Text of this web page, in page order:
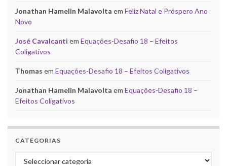
Jonathan Hamelin Malavolta em Feliz Natal e Próspero Ano
Novo
José Cavalcanti em Equações-Desafio 18 – Efeitos
Coligativos
Thomas em Equações-Desafio 18 – Efeitos Coligativos
Jonathan Hamelin Malavolta em Equações-Desafio 18 –
Efeitos Coligativos
CATEGORIAS
Categorias